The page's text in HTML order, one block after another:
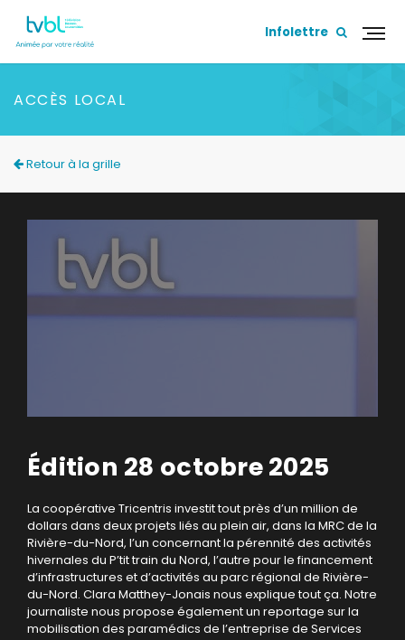
Infolettre
ACCÈS LOCAL
Retour à la grille
Édition 28 octobre 2025
La coopérative Tricentris investit tout près d’un million de
dollars dans deux projets liés au plein air, dans la MRC de la
Rivière-du-Nord, l’un concernant la pérennité des activités
hivernales du P’tit train du Nord, l’autre pour le financement
d’infrastructures et d’activités au parc régional de Rivière-
du-Nord. Clara Matthey-Jonais nous explique tout ça. Notre
journaliste nous propose également un reportage sur la
mobilisation des paramédics de l’entreprise de Services